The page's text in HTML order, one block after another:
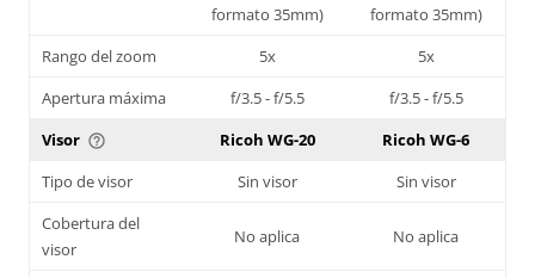
formato 35mm)
formato 35mm)
Rango del zoom
5x
5x
Apertura máxima
f/3.5 - f/5.5
f/3.5 - f/5.5
Visor help_outline Ricoh WG-20
Ricoh WG-6
Tipo de visor
Sin visor
Sin visor
Cobertura del
visor
No aplica No aplica